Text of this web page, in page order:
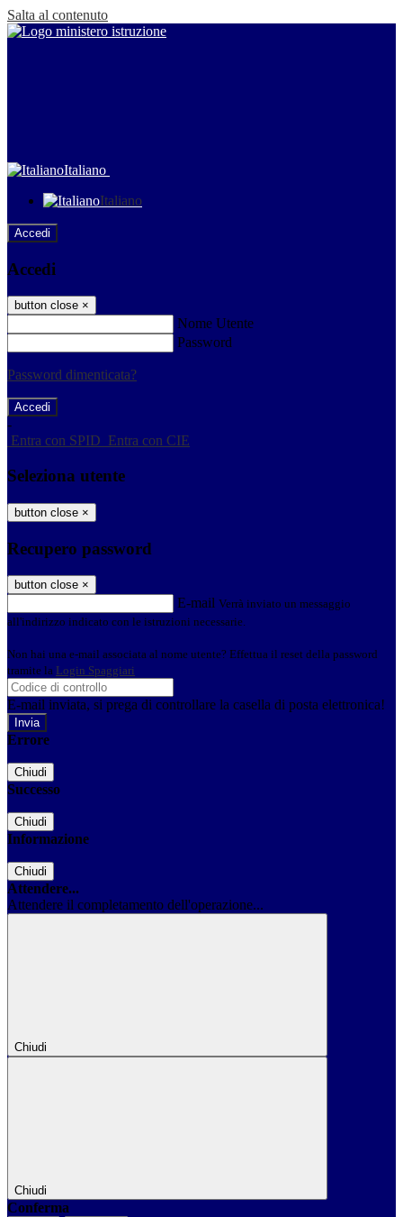
Salta al contenuto
Italiano
Italiano
Accedi
Accedi
button close ×
Nome Utente
Password
Password dimenticata?
-
Entra con SPID Entra con CIE
Seleziona utente
button close ×
Recupero password
button close ×
E-mail Verrà inviato un messaggio
all'indirizzo indicato con le istruzioni necessarie.
Non hai una e-mail associata al nome utente? Effettua il reset della password
tramite la Login Spaggiari
E-mail inviata, si prega di controllare la casella di posta elettronica!
Errore
Chiudi
Successo
Chiudi
Informazione
Chiudi
Attendere...
Attendere il completamento dell'operazione...
Chiudi
Chiudi
Conferma